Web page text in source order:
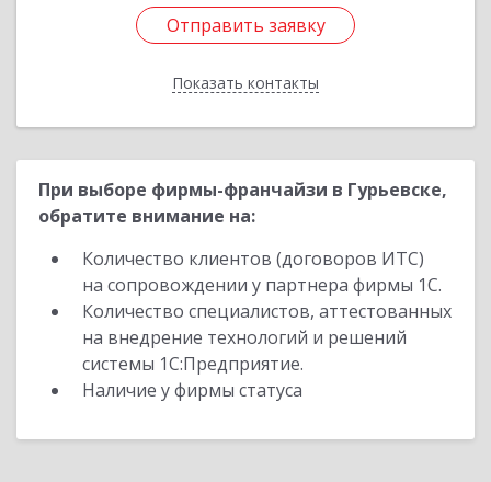
Отправить заявку
Показать контакты
Отправить заявку
Назад
При выборе фирмы-франчайзи в Гурьевске,
обратите внимание на:
Количество клиентов (договоров ИТС)
на сопровождении у партнера фирмы 1С.
Количество специалистов, аттестованных
на внедрение технологий и решений
системы 1С:Предприятие.
Наличие у фирмы статуса